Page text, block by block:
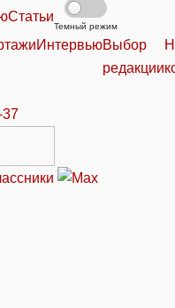
Статьи
Темный режим
ИнтервьюВыбор
редакции
37